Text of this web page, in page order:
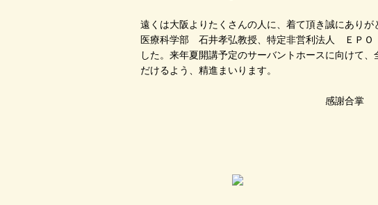
遠くは大阪よりたくさんの人に、着て頂き誠にあり
医療科学部 石井孝弘教授、特定非営利法人 Ｅ
した。来年夏開講予定のサーバントホースに向けて
だけるよう、精進まいります。
感謝合掌